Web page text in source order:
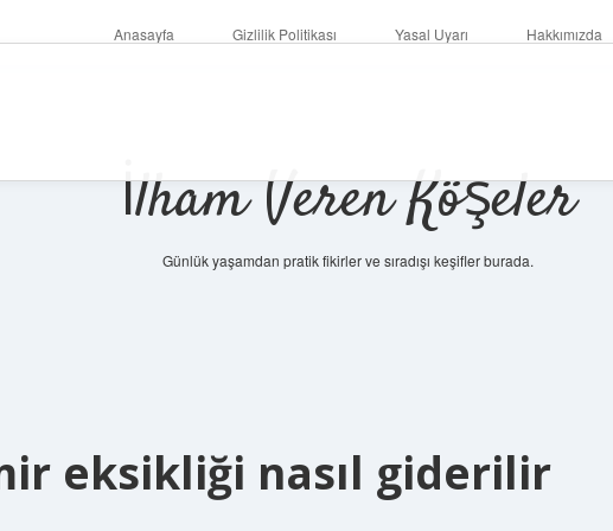
Anasayfa Gizlilik Politikası Yasal Uyarı Hakkımızda
İlham Veren Köşeler
Günlük yaşamdan pratik fikirler ve sıradışı keşifler burada.
eksikliği nasıl giderilir